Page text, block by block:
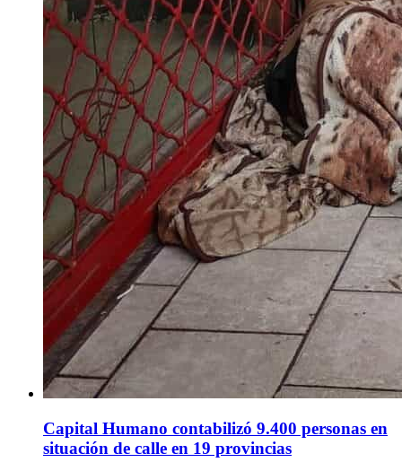
Capital Humano contabilizó 9.400 personas en
situación de calle en 19 provincias